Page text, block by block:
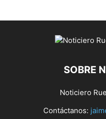
SOBRE
Noticiero
Contáctanos: